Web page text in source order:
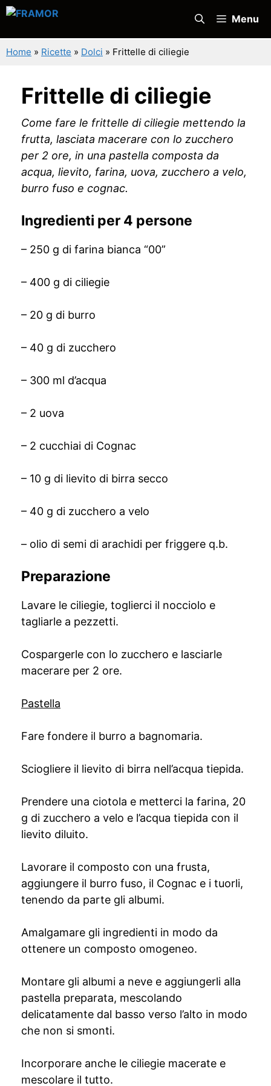
Vai
contenuto
Menu
Home » Ricette » Dolci » Frittelle di ciliegie
Frittelle di ciliegie
Come fare le frittelle di ciliegie mettendo la
frutta, lasciata macerare con lo zucchero
per 2 ore, in una pastella composta da
acqua, lievito, farina, uova, zucchero a velo,
burro fuso e cognac.
Ingredienti per 4 persone
– 250 g di farina bianca “00”
– 400 g di ciliegie
– 20 g di burro
– 40 g di zucchero
– 300 ml d’acqua
– 2 uova
– 2 cucchiai di Cognac
– 10 g di lievito di birra secco
– 40 g di zucchero a velo
– olio di semi di arachidi per friggere q.b.
Preparazione
Lavare le ciliegie, toglierci il nocciolo e
tagliarle a pezzetti.
Cospargerle con lo zucchero e lasciarle
macerare per 2 ore.
Pastella
Fare fondere il burro a bagnomaria.
Sciogliere il lievito di birra nell’acqua tiepida.
Prendere una ciotola e metterci la farina, 20
g di zucchero a velo e l’acqua tiepida con il
lievito diluito.
Lavorare il composto con una frusta,
aggiungere il burro fuso, il Cognac e i tuorli,
tenendo da parte gli albumi.
Amalgamare gli ingredienti in modo da
ottenere un composto omogeneo.
Montare gli albumi a neve e aggiungerli alla
pastella preparata, mescolando
delicatamente dal basso verso l’alto in modo
che non si smonti.
Incorporare anche le ciliegie macerate e
mescolare il tutto.